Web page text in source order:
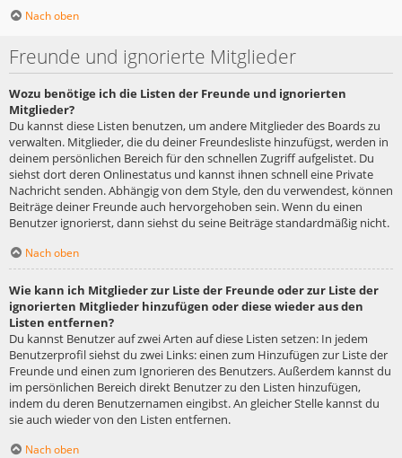
Nach oben
Freunde und ignorierte Mitglieder
Wozu benötige ich die Listen der Freunde und ignorierten
Mitglieder?
Du kannst diese Listen benutzen, um andere Mitglieder des Boards zu
verwalten. Mitglieder, die du deiner Freundesliste hinzufügst, werden in
deinem persönlichen Bereich für den schnellen Zugriff aufgelistet. Du
siehst dort deren Onlinestatus und kannst ihnen schnell eine Private
Nachricht senden. Abhängig von dem Style, den du verwendest, können
Beiträge deiner Freunde auch hervorgehoben sein. Wenn du einen
Benutzer ignorierst, dann siehst du seine Beiträge standardmäßig nicht.
Nach oben
Wie kann ich Mitglieder zur Liste der Freunde oder zur Liste der
ignorierten Mitglieder hinzufügen oder diese wieder aus den
Listen entfernen?
Du kannst Benutzer auf zwei Arten auf diese Listen setzen: In jedem
Benutzerprofil siehst du zwei Links: einen zum Hinzufügen zur Liste der
Freunde und einen zum Ignorieren des Benutzers. Außerdem kannst du
im persönlichen Bereich direkt Benutzer zu den Listen hinzufügen,
indem du deren Benutzernamen eingibst. An gleicher Stelle kannst du
sie auch wieder von den Listen entfernen.
Nach oben